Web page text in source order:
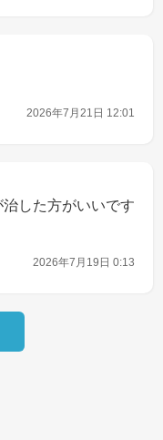
2026年7月21日 12:01
した方がいいです
2026年7月19日 0:13